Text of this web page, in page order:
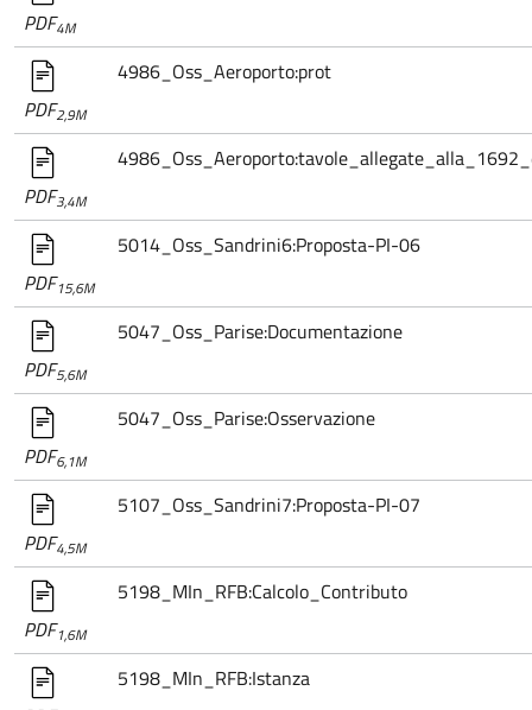
PDF4M
PDF2,9M
4986_Oss_Aeroporto:prot
PDF3,4M
PDF15,6M
5014_Oss_Sandrini6:Proposta-PI-06
PDF5,6M
5047_Oss_Parise:Documentazione
PDF6,1M
5047_Oss_Parise:Osservazione
PDF4,5M
5107_Oss_Sandrini7:Proposta-PI-07
PDF1,6M
5198_MIn_RFB:Calcolo_Contributo
5198_MIn_RFB:Istanza